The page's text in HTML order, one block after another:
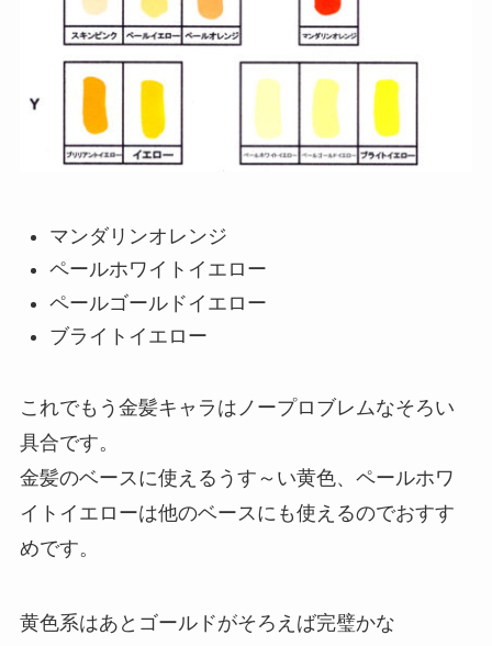
マンダリンオレンジ
ペールホワイトイエロー
ペールゴールドイエロー
ブライトイエロー
これでもう金髪キャラはノープロブレムなそろい
具合です。
金髪のベースに使えるうす～い黄色、ペールホワ
イトイエローは他のベースにも使えるのでおすす
めです。
黄色系はあとゴールドがそろえば完璧かな